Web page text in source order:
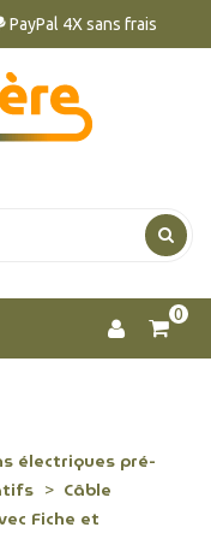
PayPal 4X sans frais
0
électriques pré-
Câble
Fiche et